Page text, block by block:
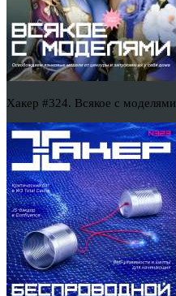
Хакер #324. Всякое с моделями